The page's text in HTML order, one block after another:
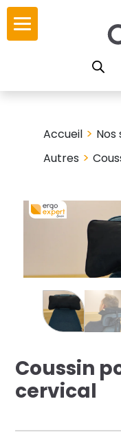
Skip
content
par
familles
solutions...
Vie
Azergo
Accueil > Nos
Autres >
Coussin
cervical